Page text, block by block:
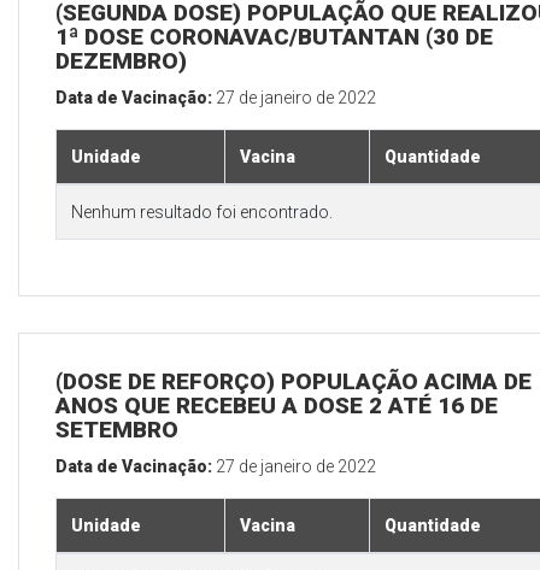
(SEGUNDA DOSE) POPULAÇÃO QUE
1ª DOSE CORONAVAC/BUTANTAN (30 DE
DEZEMBRO)
Data de Vacinação: 27 de janeiro de 2022
Unidade Vacina Quantidade
Nenhum resultado foi encontrado.
(DOSE DE REFORÇO) POPULAÇÃO ACIMA DE
ANOS QUE RECEBEU A DOSE 2 ATÉ 16 DE
SETEMBRO
Data de Vacinação: 27 de janeiro de 2022
Unidade Vacina Quantidade